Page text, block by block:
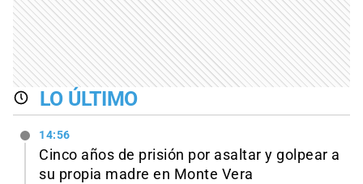
LO ÚLTIMO
14:56
Cinco años de prisión por asaltar y golpear a
su propia madre en Monte Vera